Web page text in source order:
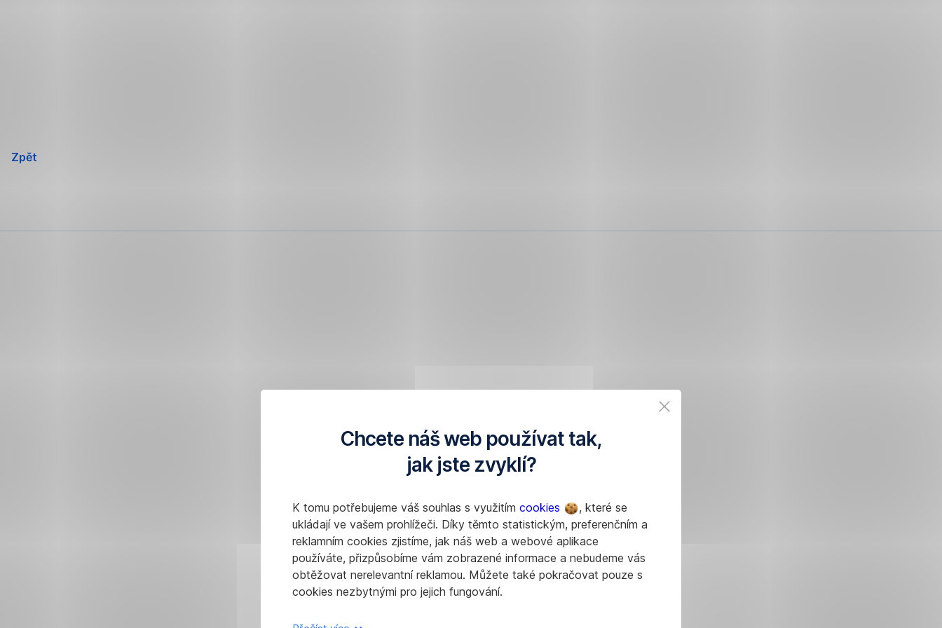
Chcete náš web používat tak,
jak jste zvyklí?
K tomu potřebujeme váš souhlas s využitím cookies
, které se
ukládají ve vašem prohlížeči. Díky těmto statistickým, preferenčním a
reklamním cookies zjistíme, jak náš web a webové aplikace
používáte, přizpůsobíme vám zobrazené informace a nebudeme vás
obtěžovat nerelevantní reklamou. Můžete také pokračovat pouze s
cookies nezbytnými pro jejich fungování.
Zpět